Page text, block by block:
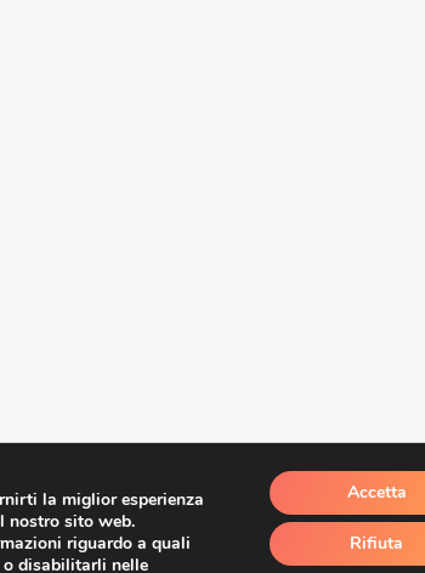
SRL, VIA PIANA LA FARA 380, 66041 ATESSA, (CH, ITALIA, UE)
la miglior esperienza
nostro sito web.
riguardo a quali
disabilitarli nelle
Accetta
Rifiuta